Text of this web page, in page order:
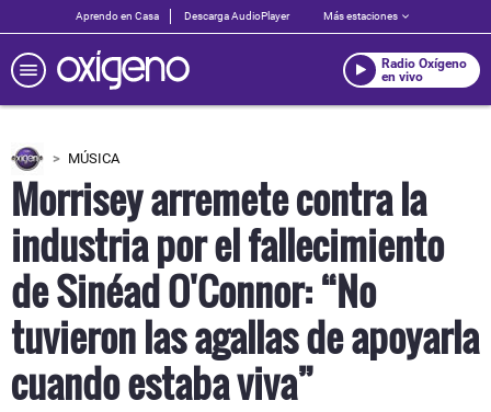
Aprendo en Casa Descarga AudioPlayer Más estaciones
Radio Oxígeno
en vivo
MÚSICA
Morrisey arremete contra la
industria por el fallecimiento
de Sinéad O'Connor: “No
tuvieron las agallas de apoyarla
cuando estaba viva”